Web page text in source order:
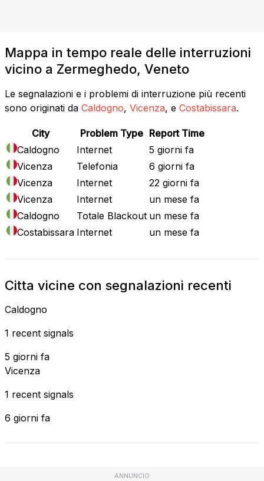
Mappa in tempo reale delle interruzioni
vicino a Zermeghedo, Veneto
Le segnalazioni e i problemi di interruzione più recenti
sono originati da Caldogno, Vicenza, e Costabissara.
City Problem Type Report Time
Caldogno
Internet
5 giorni fa
Vicenza
Telefonia
6 giorni fa
Vicenza
Internet
22 giorni fa
Vicenza
Internet
un mese fa
Caldogno
Totale Blackout un mese fa
Costabissara Internet un mese fa
Citta vicine con segnalazioni recenti
Caldogno
1 recent signals
5 giorni fa
Vicenza
1 recent signals
6 giorni fa
ANNUNCIO